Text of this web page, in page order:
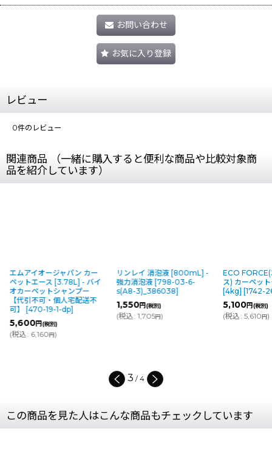
お問い合わせ
お気に入り登録
レビュー
0件のレビュー
関連商品 （一緒に購入すると便利な商品や比較対象商
品を紹介しています）
ジャパン カー
ス [3.78L] - バイ
シャンプー
個人宅配送不
1-dp ]
別)
円)
リンレイ 消泡液 [800mL] -
強力消泡液
798-03-6-
s(A8-3)_386038]
1,550
( )
ECO FORCE(エコ フォー
ス) カーペットクリーナー
1742-26-4-s(A8-2)]
(税別)
)
4 / 4
この商品を見た人はこんな商品もチェックしています